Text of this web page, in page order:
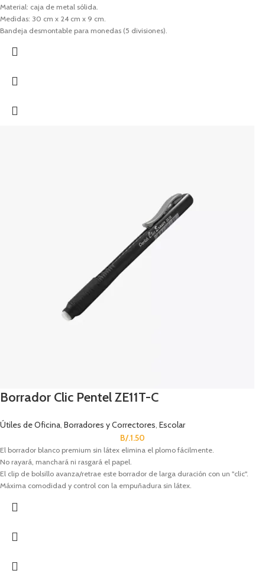
Material: caja de metal sólida.
Medidas: 30 cm x 24 cm x 9 cm.
Bandeja desmontable para monedas (5 divisiones).
Borrador Clic Pentel ZE11T-C
Útiles de Oficina, Borradores y Correctores, Escolar
B/.1.50
El borrador blanco premium sin látex elimina el plomo fácilmente.
No rayará, manchará ni rasgará el papel.
El clip de bolsillo avanza/retrae este borrador de larga duración con un "clic".
Máxima comodidad y control con la empuñadura sin látex.